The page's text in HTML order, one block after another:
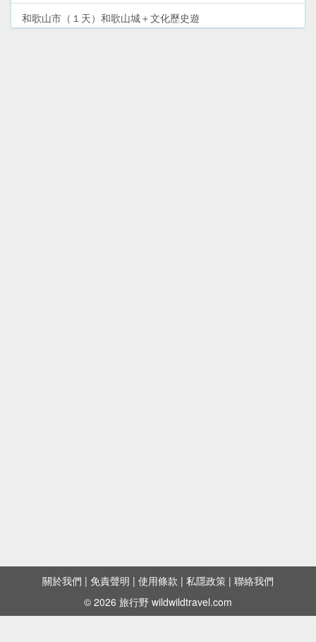
和歌山市（１天）和歌山城＋文化歷史遊
關於我們 | 免責聲明 | 使用條款 | 私隱政策 | 聯絡我們
© 2026 旅行野 wildwildtravel.com